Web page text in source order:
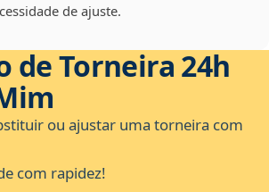
de ajuste.
de Torneira 24h
ou ajustar uma torneira com
com rapidez!